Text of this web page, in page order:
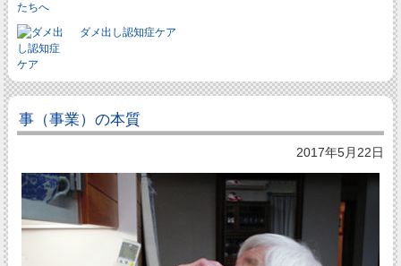
ダメ出し認知症ケア
事（事業）の本質
2017年5月22日